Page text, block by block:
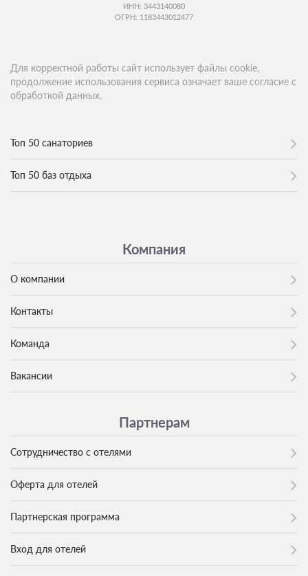
ИНН: 3443140080
ОГРН: 1183443012477
Топ 50 санаториев
Топ 50 баз отдыха
Компания
О компании
Контакты
Команда
Вакансии
Партнерам
Сотрудничество с отелями
Оферта для отелей
Партнерская программа
Вход для отелей
Для корректной работы сайт использует файлы cookie,
продолжение использования сервиса означает ваше согласие с
обработкой данных.